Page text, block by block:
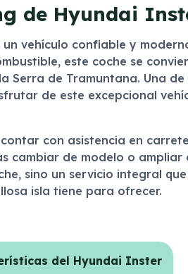
de Hyundai
vehículo confiable y
este coche se
Serra de Tramuntana. Una
de este excepcional
con asistencia en
de modelo o ampliar
sino un servicio integral
isla tiene para ofrecer.
del Hyundai Inster